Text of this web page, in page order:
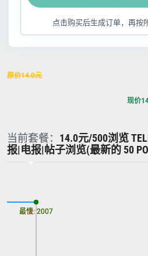
点击购买后生成订单，再按
原价14.0元
现价
当前套餐： 14.0元/500浏览
报|电报|帖子浏览(最新的 50
最慢: 2007
最快: 2007